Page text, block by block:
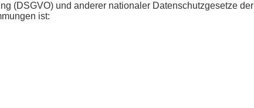
(DSGVO) und anderer nationaler Datenschutzgesetze der
ist: